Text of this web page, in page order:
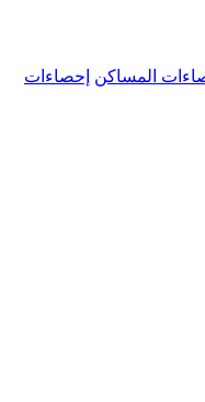
المساكن إحصاءات